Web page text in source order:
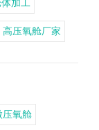
加工
高压氧舱厂家
压氧舱